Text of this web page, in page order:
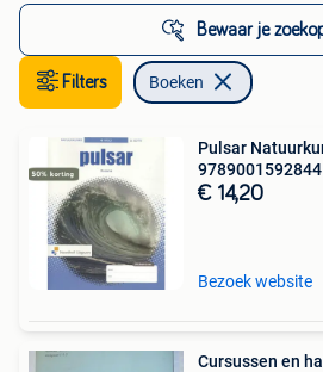
Bewaar je
Filters Boeken
Pulsar
€ 14,20
Bezoek website
Cursussen en